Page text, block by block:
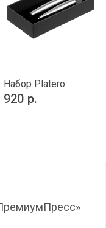
Набор Platero
920 р.